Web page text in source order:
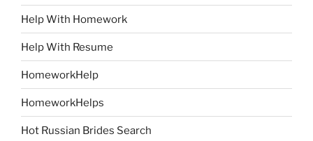
Help With Homework
Help With Resume
HomeworkHelp
HomeworkHelps
Hot Russian Brides Search